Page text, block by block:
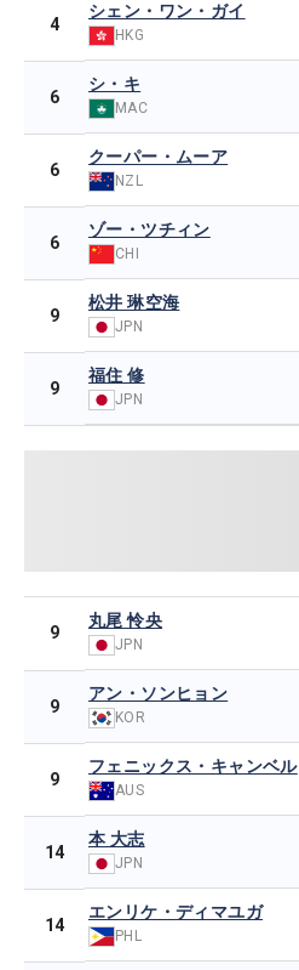
4
シェン・ワン・ガイ
HKG
6
シ・キ
MAC
6
クーパー・ムーア
NZL
6
ゾー・ツチィン
CHI
9
松井 琳空海
JPN
9
福住 修
JPN
9
丸尾 怜央
JPN
9
アン・ソンヒョン
KOR
9
フェニックス・キャンベル
AUS
14
本 大志
JPN
14
エンリケ・ディマユガ
PHL